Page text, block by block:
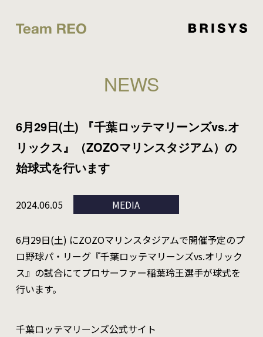
NEWS
6月29日(土) 『千葉ロッテマリーンズvs.オ
リックス』（ZOZOマリンスタジアム）の
始球式を行います
2024.06.05 MEDIA
6月29日(土) にZOZOマリンスタジアムで開催予定のプ
ロ野球パ・リーグ『千葉ロッテマリーンズvs.オリック
ス』の試合にてプロサーファー稲葉玲王選手が球式を
行います。
千葉ロッテマリーンズ公式サイト